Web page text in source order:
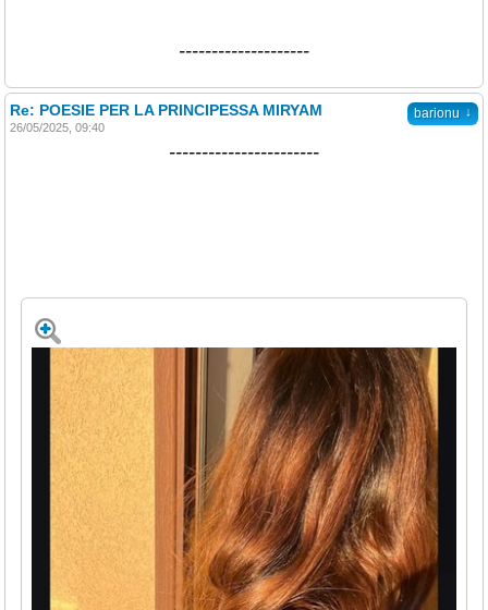
--------------------
barionu ↓
Re: POESIE PER LA PRINCIPESSA MIRYAM
26/05/2025, 09:40
-----------------------